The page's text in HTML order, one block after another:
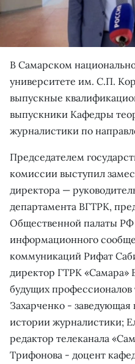
В Самарском
университете им. С.П.
выпускные
выпускники Кафедры
журналистики по
Председателем
комиссии выступил
директора —
департамента ВГТРК,
Общественной палаты
информационного
коммуникаций Рифат
директор ГТРК «Самара»
будущих профессионалов
Захарченко -
истории журналистики;
редактор телеканала
Трифонова - доцент